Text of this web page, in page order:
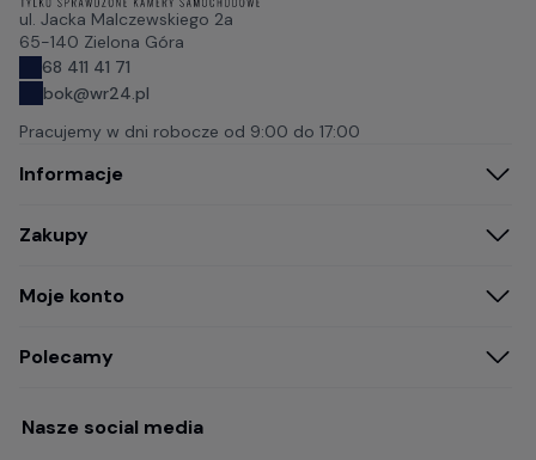
ul. Jacka Malczewskiego 2a
65-140 Zielona Góra
68 411 41 71
bok@wr24.pl
Pracujemy w dni robocze od 9:00 do 17:00
Informacje
Zakupy
Moje konto
Polecamy
Nasze social media